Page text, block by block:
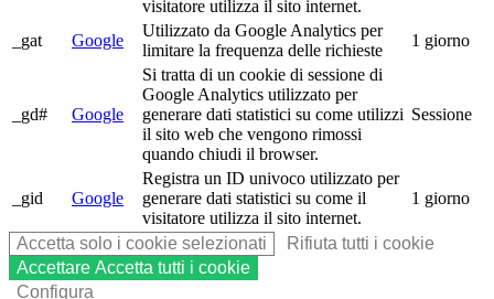
visitatore utilizza il sito internet.
_gat Google
Utilizzato da Google Analytics per
limitare la frequenza delle richieste
1 giorno
_gd# Google
Si tratta di un cookie di sessione di
Google Analytics utilizzato per
generare dati statistici su come utilizzi
il sito web che vengono rimossi
quando chiudi il browser.
Sessione
_gid Google
Registra un ID univoco utilizzato per
generare dati statistici su come il
visitatore utilizza il sito internet.
1 giorno
Accetta solo i cookie selezionati
Rifiuta tutti i cookie
Accettare Accetta tutti i cookie
Configura